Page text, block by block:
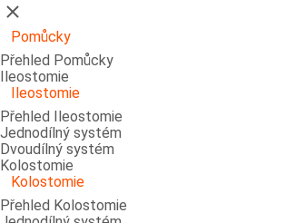
Zavřít
Pomůcky
Přehled Pomůcky
Ileostomie
Ileostomie
Přehled Ileostomie
Jednodílný systém
Dvoudílný systém
Kolostomie
Kolostomie
Přehled Kolostomie